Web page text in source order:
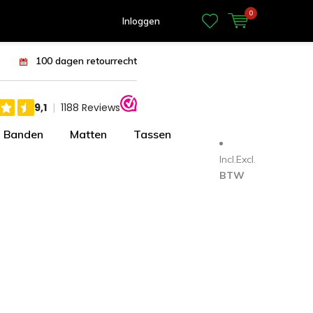
Inloggen
0
100 dagen retourrecht
Banden Matten Tassen
Incl.Excl.
BTW